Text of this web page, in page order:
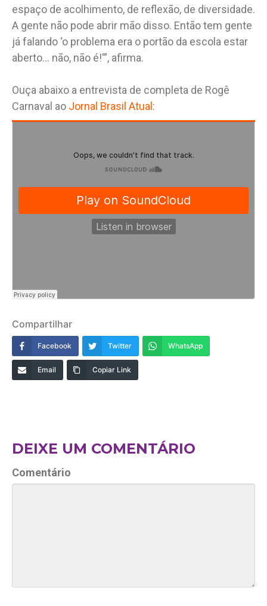
espaço de acolhimento, de reflexão, de diversidade.
A gente não pode abrir mão disso. Então tem gente
já falando ‘o problema era o portão da escola estar
aberto… não, não é!'”, afirma.
Ouça abaixo a entrevista de completa de Rogê
Carnaval ao Jornal Brasil Atual :
Compartilhar
Facebook Twitter WhatsApp
Email Copiar Link
DEIXE UM COMENTÁRIO
Comentário